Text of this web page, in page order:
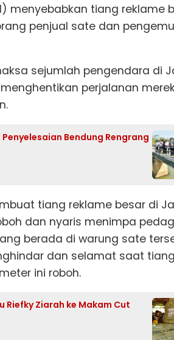
menyebabkan tiang reklame
penjual sate dan
sejumlah pengendara di
perjalanan
Bendung Rengrang
tiang reklame besar di
dan nyaris menimpa
berada di warung sate
dan selamat saat tiang
ini roboh.
Riefky Ziarah ke Makam Cut